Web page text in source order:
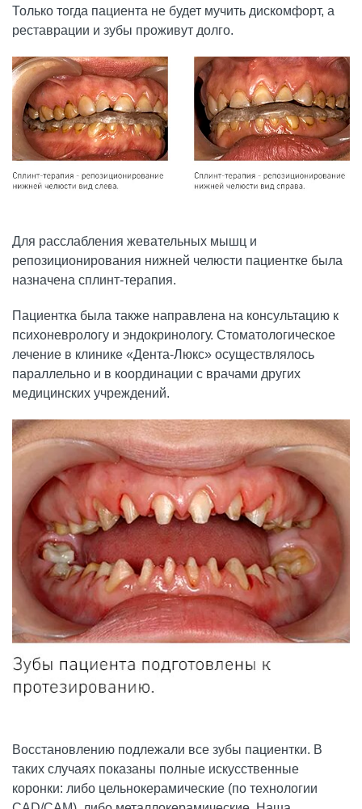
Только тогда пациента не будет мучить дискомфорт, а
реставрации и зубы проживут долго.
Для расслабления жевательных мышц и
репозиционирования нижней челюсти пациентке была
назначена сплинт-терапия.
Пациентка была также направлена на консультацию к
психоневрологу и эндокринологу. Стоматологическое
лечение в клинике «Дента-Люкс» осуществлялось
параллельно и в координации с врачами других
медицинских учреждений.
Восстановлению подлежали все зубы пациентки. В
таких случаях показаны полные искусственные
коронки: либо цельнокерамические (по технологии